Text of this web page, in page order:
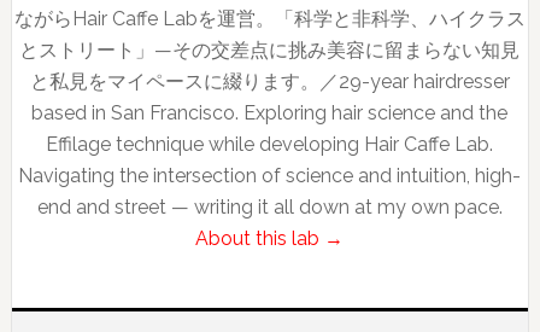
ながらHair Caffe Labを運営。「科学と非科学、ハイクラス
とストリート」—その交差点に挑み美容に留まらない知見
と私見をマイペースに綴ります。／29-year hairdresser
based in San Francisco. Exploring hair science and the
Effilage technique while developing Hair Caffe Lab.
Navigating the intersection of science and intuition, high-
end and street — writing it all down at my own pace.
About this lab →